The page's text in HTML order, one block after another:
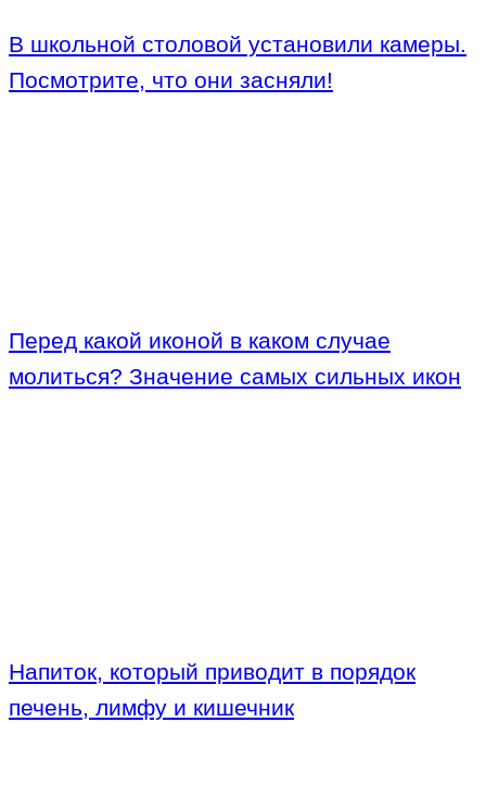
В школьной столовой установили камеры.
Посмотрите, что они засняли!
Перед какой иконой в каком случае
молиться? Значение самых сильных икон
Напиток, который приводит в порядок
печень, лимфу и кишечник